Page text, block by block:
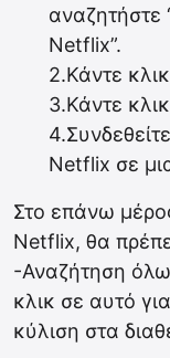
αναζητήστε
Netflix”.
2.Κάντε
3.Κάντε
Netflix σε
Στο επάνω
Netflix, θα
-Αναζήτηση
κλικ σε αυτό
κύλιση στα